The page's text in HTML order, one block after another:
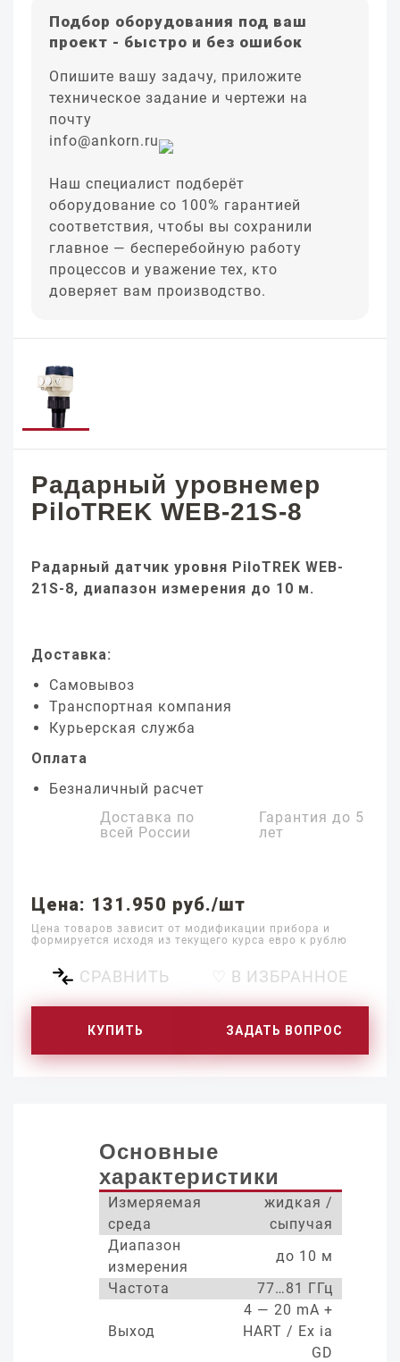
Подбор оборудования под ваш
проект - быстро и без ошибок
Опишите вашу задачу, приложите
техническое задание и чертежи на
почту
info@ankorn.ru
Наш специалист подберёт
оборудование со 100% гарантией
соответствия, чтобы вы сохранили
главное — бесперебойную работу
процессов и уважение тех, кто
доверяет вам производство.
Радарный уровнемер
PiloTREK WEB-21S-8
Радарный датчик уровня PiloTREK WEB-
21S-8, диапазон измерения до 10 м.
Доставка:
Самовывоз
Транспортная компания
Курьерская служба
Оплата
Безналичный расчет
Доставка по
всей России
Гарантия до 5
лет
Цена: 131.950 руб./шт
Цена товаров зависит от модификации прибора и
формируется исходя из текущего курса евро к рублю
СРАВНИТЬ ♡ В ИЗБРАННОЕ
КУПИТЬ ЗАДАТЬ ВОПРОС
Основные
характеристики
Измеряемая
среда
жидкая /
сыпучая
Диапазон
измерения
до 10 м
Частота
77…81 ГГц
Выход
4 — 20 mA +
HART / Ex ia
GD